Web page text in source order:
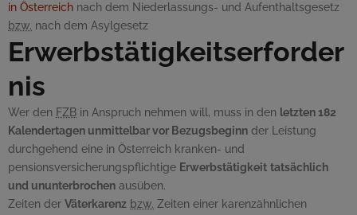
in Österreich nach dem Niederlassungs- und Aufenthaltsgesetz
bzw. nach dem Asylgesetz
Erwerbstätigkeitserforder
nis
Wer den FZB in Anspruch nehmen will, muss in den letzten 182
Kalendertagen unmittelbar vor Bezugsbeginn der Leistung
durchgehend eine in Österreich kranken- und
pensionsversicherungspflichtige Erwerbstätigkeit tatsächlich
und ununterbrochen ausüben.
Zeiten der Väterkarenz bzw. Zeiten einer karenzähnlichen